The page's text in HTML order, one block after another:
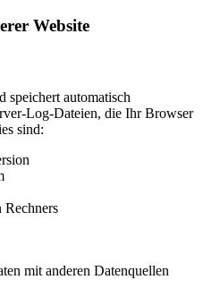
Website
speichert automatisch
Log-Dateien, die Ihr Browser
sind:
Rechners
mit anderen Datenquellen